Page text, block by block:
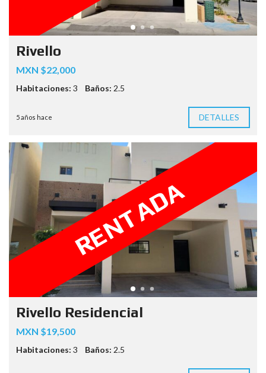
Rivello
MXN $22,000
Habitaciones: 3 Baños: 2.5
5 años hace DETALLES
RENTADA
Rivello Residencial
MXN $19,500
Habitaciones: 3 Baños: 2.5